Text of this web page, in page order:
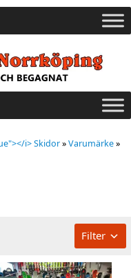
i> Skidor»Varumärke»
Filter